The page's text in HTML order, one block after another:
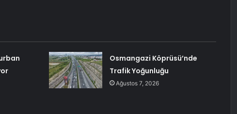
Osmangazi Köprüsü’nde
Trafik Yoğunluğu
Ağustos 7, 2026